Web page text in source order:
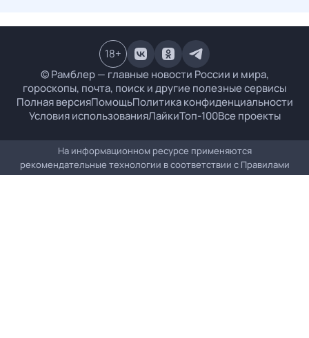
© Рамблер — главные новости России и мира,
гороскопы, почта, поиск и другие полезные сервисы
Полная версияПомощьПолитика конфиденциальности
Условия использованияЛайкиТоп-100Все проекты
18+
На информационном ресурсе применяются
рекомендательные технологии в соответствии с Правилами